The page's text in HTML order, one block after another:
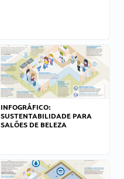
INFOGRÁFICO:
SUSTENTABILIDADE PARA
SALÕES DE BELEZA